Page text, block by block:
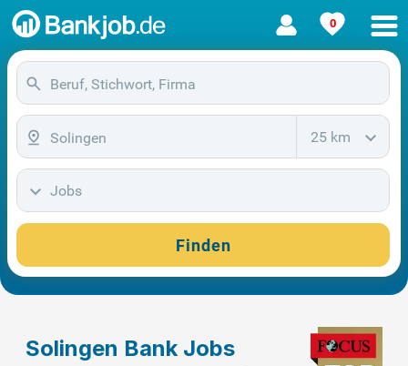
0
25 km
Jobs
Finden
Solingen Bank Jobs